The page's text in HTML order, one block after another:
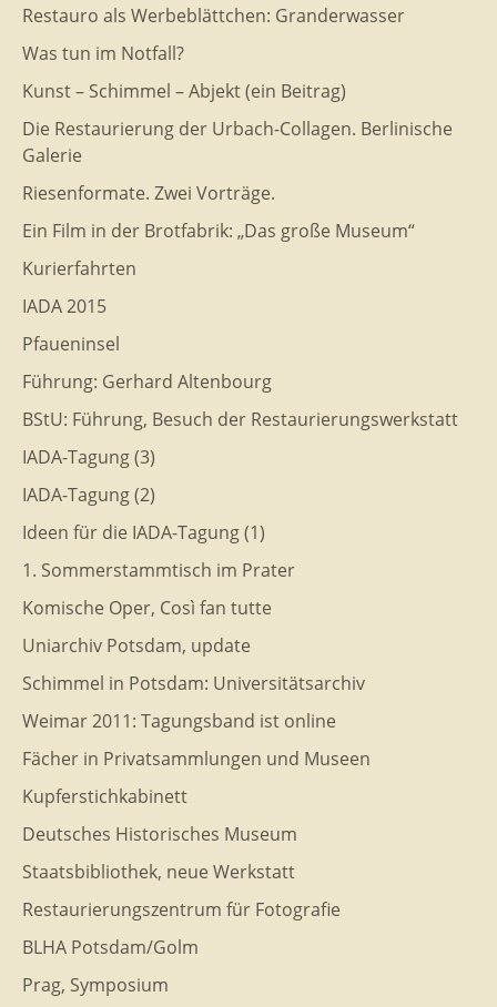
Restauro als Werbeblättchen: Granderwasser
Was tun im Notfall?
Kunst – Schimmel – Abjekt (ein Beitrag)
Die Restaurierung der Urbach-Collagen. Berlinische
Galerie
Riesenformate. Zwei Vorträge.
Ein Film in der Brotfabrik: „Das große Museum“
Kurierfahrten
IADA 2015
Pfaueninsel
Führung: Gerhard Altenbourg
BStU: Führung, Besuch der Restaurierungswerkstatt
IADA-Tagung (3)
IADA-Tagung (2)
Ideen für die IADA-Tagung (1)
1. Sommerstammtisch im Prater
Komische Oper, Così fan tutte
Uniarchiv Potsdam, update
Schimmel in Potsdam: Universitätsarchiv
Weimar 2011: Tagungsband ist online
Fächer in Privatsammlungen und Museen
Kupferstichkabinett
Deutsches Historisches Museum
Staatsbibliothek, neue Werkstatt
Restaurierungszentrum für Fotografie
BLHA Potsdam/Golm
Prag, Symposium